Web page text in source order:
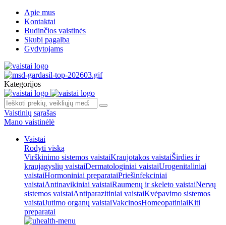
Apie mus
Kontaktai
Budinčios vaistinės
Skubi pagalba
Gydytojams
Kategorijos
Vaistinių sąrašas
Mano vaistinėlė
Vaistai
Rodyti viską
Virškinimo sistemos vaistaiKraujotakos vaistaiŠirdies ir
kraujagyslių vaistaiDermatologiniai vaistaiUrogenitaliniai
vaistaiHormoniniai preparataiPriešinfekciniai
vaistaiAntinavikiniai vaistaiRaumenų ir skeleto vaistaiNervų
sistemos vaistaiAntiparazitiniai vaistaiKvėpavimo sistemos
vaistaiJutimo organų vaistaiVakcinosHomeopatiniaiKiti
preparatai